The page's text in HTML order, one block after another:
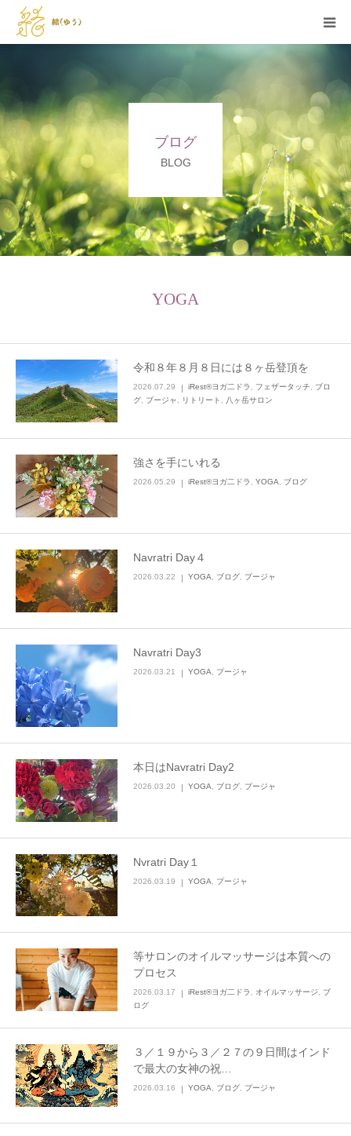
ブログ
BLOG
YOGA
令和８年８月８日には８ヶ岳登頂を
2026.07.29 iRest®ヨガ二ドラ フェザータッチ
ブロ
グ
プージャ リトリート 八ヶ岳サロン
強さを手にいれる
2026.05.29 iRest®ヨガ二ドラ YOGA ブログ
Navratri Day４
2026.03.22 YOGA ブログ プージャ
Navratri Day3
2026.03.21 YOGA プージャ
本日はNavratri Day2
2026.03.20 YOGA ブログ プージャ
Nvratri Day１
2026.03.19 YOGA プージャ
等サロンのオイルマッサージは本質への
プロセス
2026.03.17 iRest®ヨガ二ドラ , オイルマッサージ, ブ
ログ
３／１９から３／２７の９日間はインド
で最大の女神の祝…
2026.03.16 YOGA, ブログ, プージャ
当サロンの特徴
メニュー
セラピスト紹介
施術例